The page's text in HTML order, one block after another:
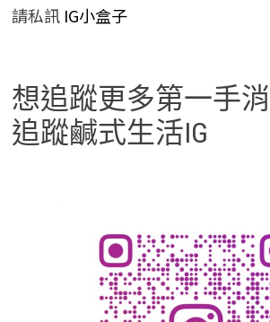
請私訊IG小盒子
想追蹤更多第一手
追蹤鹹式生活IG